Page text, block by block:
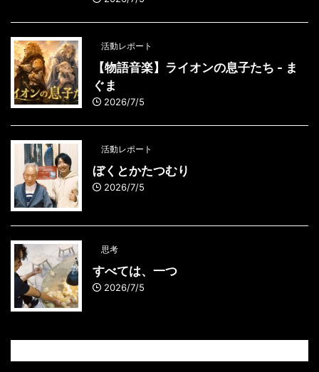
活動レポート
【物語音楽】ライオンの息子たち - ま
ぐま
2026/7/5
活動レポート
ぼくとかたつむり
2026/7/5
思考
すべては、一つ
2026/7/5